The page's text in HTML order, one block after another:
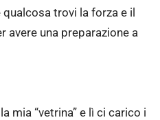
trovi la forza e il
una preparazione a
mia “vetrina” e lì ci carico i